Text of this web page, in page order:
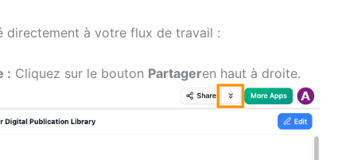
directement à votre flux de travail :
: Cliquez sur le bouton Partageren haut à droite.